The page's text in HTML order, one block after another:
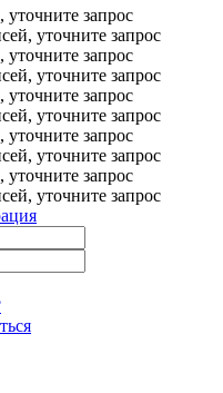
, уточните запрос
уточните запрос
, уточните запрос
уточните запрос
, уточните запрос
уточните запрос
, уточните запрос
уточните запрос
, уточните запрос
уточните запрос